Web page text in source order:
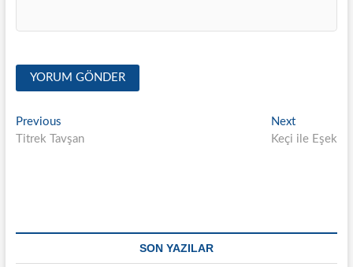
Yazı
gezinmesi
PreviousPrevious
post:
Titrek Tavşan
NextNext
post:
Keçi ile Eşek
SON YAZILAR